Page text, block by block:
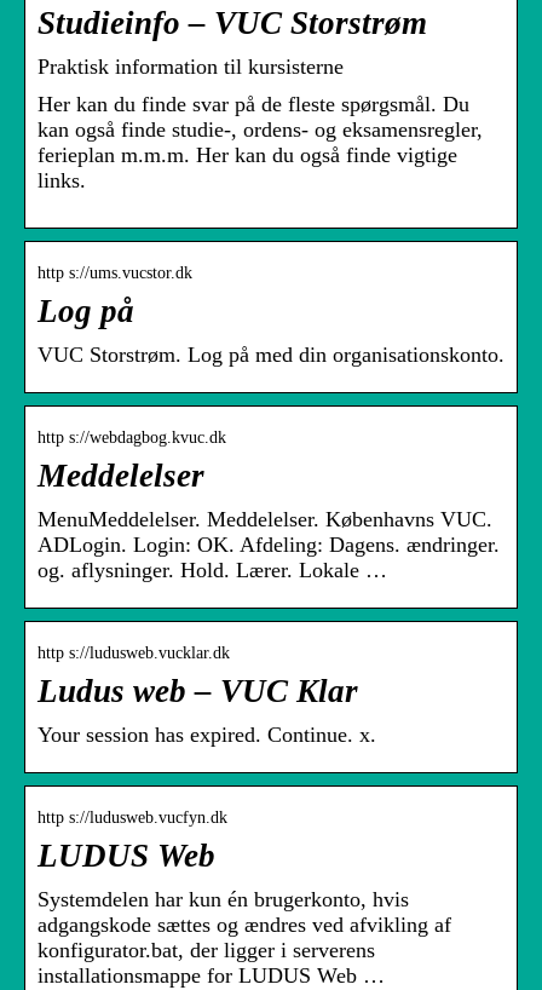
Studieinfo – VUC Storstrøm
Praktisk information til kursisterne
Her kan du finde svar på de fleste spørgsmål. Du
kan også finde studie-, ordens- og eksamensregler,
ferieplan m.m.m. Her kan du også finde vigtige
links.
http s://ums.vucstor.dk
Log på
VUC Storstrøm. Log på med din organisationskonto.
http s://webdagbog.kvuc.dk
Meddelelser
MenuMeddelelser. Meddelelser. Københavns VUC.
ADLogin. Login: OK. Afdeling: Dagens. ændringer.
og. aflysninger. Hold. Lærer. Lokale …
http s://ludusweb.vucklar.dk
Ludus web – VUC Klar
Your session has expired. Continue. x.
http s://ludusweb.vucfyn.dk
LUDUS Web
Systemdelen har kun én brugerkonto, hvis
adgangskode sættes og ændres ved afvikling af
konfigurator.bat, der ligger i serverens
installationsmappe for LUDUS Web …